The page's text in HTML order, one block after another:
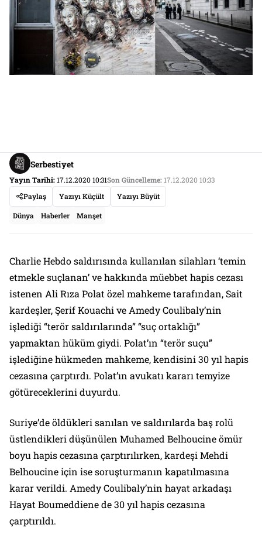
Serbestiyet
Yayın Tarihi:17.12.2020 10:31Son Güncelleme:17.12.2020 10:33
Paylaş
Yazıyı Küçült Yazıyı Büyüt
Dünya Haberler Manşet
Charlie Hebdo saldırısında kullanılan silahları ‘temin
etmekle suçlanan’ ve hakkında müebbet hapis cezası
istenen Ali Rıza Polat özel mahkeme tarafından, Sait
kardeşler, Şerif Kouachi ve Amedy Coulibaly’nin
işlediği “terör saldırılarında” “suç ortaklığı”
yapmaktan hüküm giydi. Polat’ın “terör suçu”
işlediğine hükmeden mahkeme, kendisini 30 yıl hapis
cezasına çarptırdı. Polat’ın avukatı kararı temyize
götüreceklerini duyurdu.
Suriye’de öldükleri sanılan ve saldırılarda baş rolü
üstlendikleri düşünülen Muhamed Belhoucine ömür
boyu hapis cezasına çarptırılırken, kardeşi Mehdi
Belhoucine için ise soruşturmanın kapatılmasına
karar verildi. Amedy Coulibaly’nin hayat arkadaşı
Hayat Boumeddiene de 30 yıl hapis cezasına
çarptırıldı.